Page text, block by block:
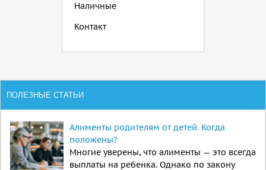
Наличные
Контакт
ПОЛЕЗНЫЕ СТАТЬИ
Алименты родителям от детей. Когда
положены?
Многие уверены, что алименты — это всегда
выплаты на ребенка. Однако по закону